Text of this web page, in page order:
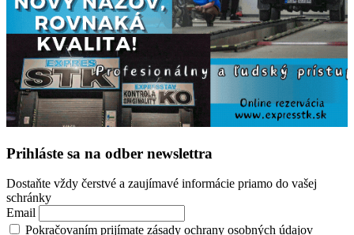
Prihláste sa na odber newslettra
Dostaňte vždy čerstvé a zaujímavé informácie priamo do vašej
schránky
Email
Pokračovaním prijímate zásady ochrany osobných údajov